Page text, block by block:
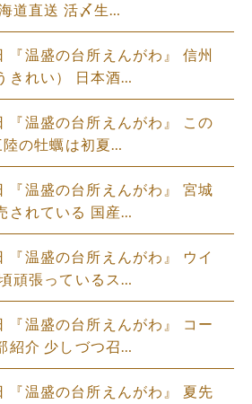
道直送 活〆生…
『温盛の台所えんがわ』 信州
きれい） 日本酒…
『温盛の台所えんがわ』 この
の牡蠣は初夏…
『温盛の台所えんがわ』 宮城
されている 国産…
『温盛の台所えんがわ』 ウイ
頑張っているス…
『温盛の台所えんがわ』 コー
介 少しづつ召…
『温盛の台所えんがわ』 夏先